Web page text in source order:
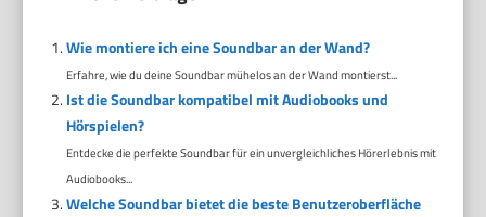
Wie montiere ich eine Soundbar an der Wand?
Erfahre, wie du deine Soundbar mühelos an der Wand montierst...
Ist die Soundbar kompatibel mit Audiobooks und
Hörspielen?
Entdecke die perfekte Soundbar für ein unvergleichliches Hörerlebnis mit
Audiobooks...
Welche Soundbar bietet die beste Benutzeroberfläche